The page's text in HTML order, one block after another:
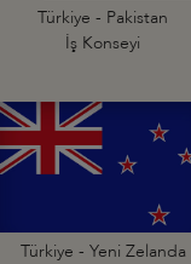
Türkiye - Pakistan
İş Konseyi
Türkiye - Yeni Zelanda